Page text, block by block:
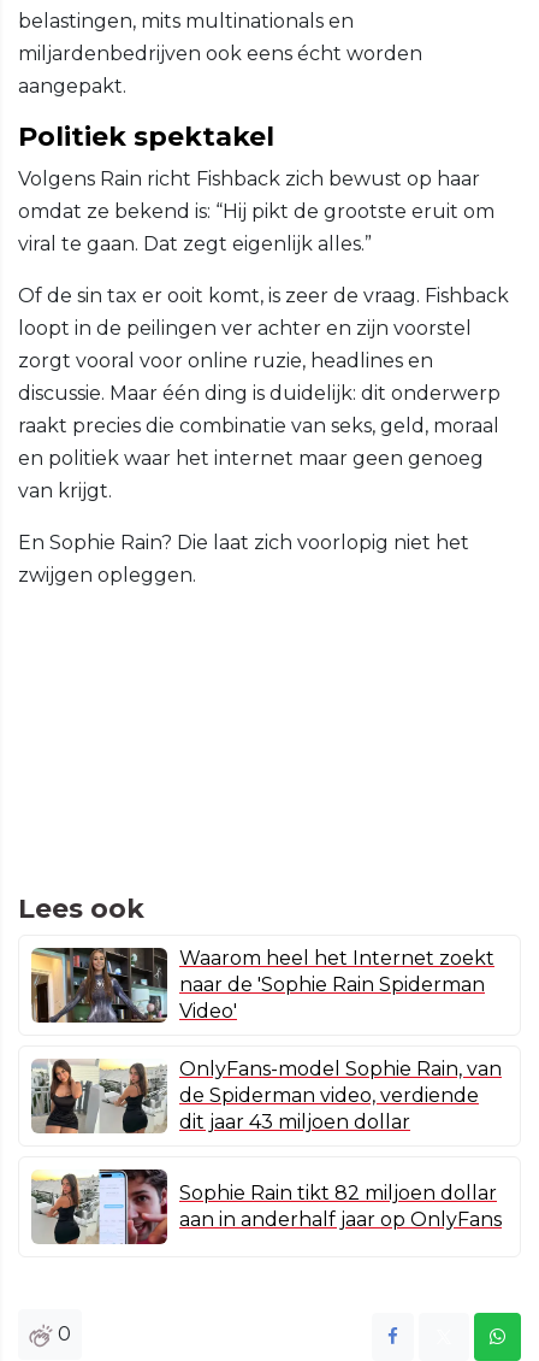
belastingen, mits multinationals en
miljardenbedrijven ook eens écht worden
aangepakt.
Politiek spektakel
Volgens Rain richt Fishback zich bewust op haar
omdat ze bekend is: “Hij pikt de grootste eruit om
viral te gaan. Dat zegt eigenlijk alles.”
Of de sin tax er ooit komt, is zeer de vraag. Fishback
loopt in de peilingen ver achter en zijn voorstel
zorgt vooral voor online ruzie, headlines en
discussie. Maar één ding is duidelijk: dit onderwerp
raakt precies die combinatie van seks, geld, moraal
en politiek waar het internet maar geen genoeg
van krijgt.
En Sophie Rain? Die laat zich voorlopig niet het
zwijgen opleggen.
Lees ook
Waarom heel het Internet zoekt
naar de 'Sophie Rain Spiderman
Video'
OnlyFans-model Sophie Rain, van
de Spiderman video, verdiende
dit jaar 43 miljoen dollar
Sophie Rain tikt 82 miljoen dollar
aan in anderhalf jaar op OnlyFans
0